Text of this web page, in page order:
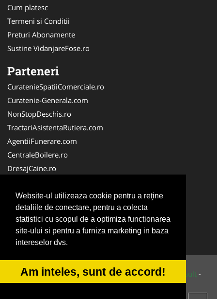
Website-ul utilizeaza cookie pentru a reţine
detaliile de conectare, pentru a colecta
statistici cu scopul de a optimiza functionarea
site-ului si pentru a furniza marketing in baza
intereselor dvs.
Am inteles, sunt de accord!
Cum platesc
Termeni si Conditii
Preturi Abonamente
Sustine VidanjareFose.ro
Parteneri
CuratenieSpatiiComerciale.ro
Curatenie-Generala.com
NonStopDeschis.ro
TractariAsistentaRutiera.com
AgentiiFunerare.com
CentraleBoilere.ro
DresajCaine.ro
Alpinist-Utilitar.com
Birouri-Cadastru.ro
FirmaTractariAuto.ro
Service-Reparatii.com
© 2014-2026 Powered byVilonMedia&Tokaido Consult -
ANPC SOL